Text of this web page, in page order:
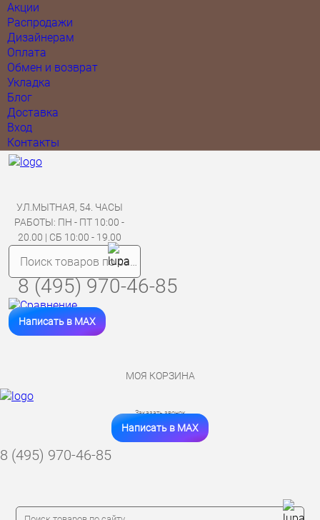
Акции
Распродажи
Дизайнерам
Оплата
Обмен и возврат
Укладка
Блог
Доставка
Вход
Контакты
УЛ.МЫТНАЯ, 54. ЧАСЫ
РАБОТЫ: ПН - ПТ 10:00 -
20.00 | СБ 10:00 - 19.00
8 (495) 970-46-85
Написать в MAX
МОЯ КОРЗИНА
Заказать звонок
Написать в MAX
8 (495) 970-46-85